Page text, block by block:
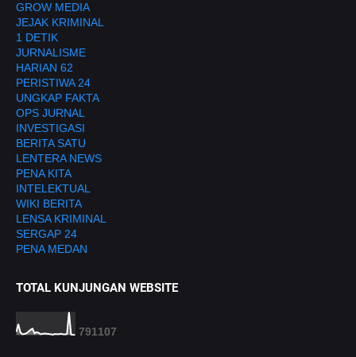
GROW MEDIA
JEJAK KRIMINAL
1 DETIK
JURNALISME
HARIAN 62
PERISTIWA 24
UNGKAP FAKTA
OPS JURNAL
INVESTIGASI
BERITA SATU
LENTERA NEWS
PENA KITA
INTELEKTUAL
WIKI BERITA
LENSA KRIMINAL
SERGAP 24
PENA MEDAN
TOTAL KUNJUNGAN WEBSITE
791107